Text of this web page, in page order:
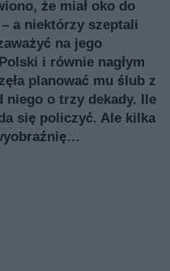
że miał oko do
a niektórzy szeptali
na jego
i równie nagłym
planować mu ślub z
niego o trzy dekady. Ile
się policzyć. Ale kilka